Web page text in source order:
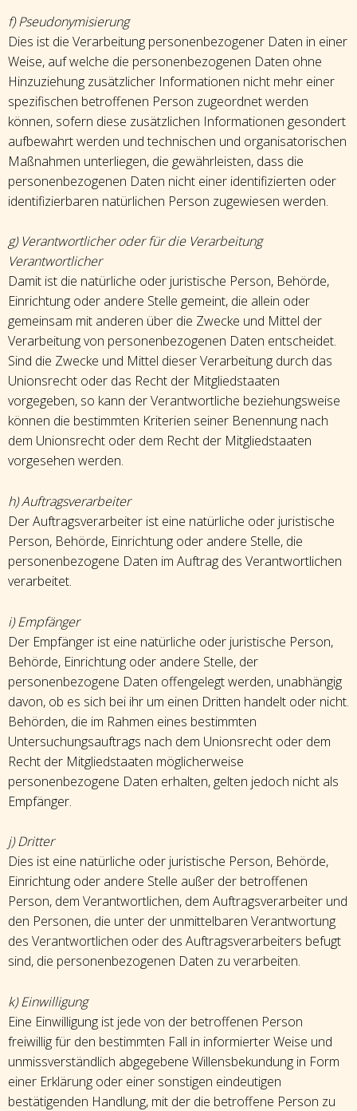
f) Pseudonymisierung
Dies ist die Verarbeitung personenbezogener Daten in einer
Weise, auf welche die personenbezogenen Daten ohne
Hinzuziehung zusätzlicher Informationen nicht mehr einer
spezifischen betroffenen Person zugeordnet werden
können, sofern diese zusätzlichen Informationen gesondert
aufbewahrt werden und technischen und organisatorischen
Maßnahmen unterliegen, die gewährleisten, dass die
personenbezogenen Daten nicht einer identifizierten oder
identifizierbaren natürlichen Person zugewiesen werden.
g) Verantwortlicher oder für die Verarbeitung
Verantwortlicher
Damit ist die natürliche oder juristische Person, Behörde,
Einrichtung oder andere Stelle gemeint, die allein oder
gemeinsam mit anderen über die Zwecke und Mittel der
Verarbeitung von personenbezogenen Daten entscheidet.
Sind die Zwecke und Mittel dieser Verarbeitung durch das
Unionsrecht oder das Recht der Mitgliedstaaten
vorgegeben, so kann der Verantwortliche beziehungsweise
können die bestimmten Kriterien seiner Benennung nach
dem Unionsrecht oder dem Recht der Mitgliedstaaten
vorgesehen werden.
h) Auftragsverarbeiter
Der Auftragsverarbeiter ist eine natürliche oder juristische
Person, Behörde, Einrichtung oder andere Stelle, die
personenbezogene Daten im Auftrag des Verantwortlichen
verarbeitet.
i) Empfänger
Der Empfänger ist eine natürliche oder juristische Person,
Behörde, Einrichtung oder andere Stelle, der
personenbezogene Daten offengelegt werden, unabhängig
davon, ob es sich bei ihr um einen Dritten handelt oder nicht.
Behörden, die im Rahmen eines bestimmten
Untersuchungsauftrags nach dem Unionsrecht oder dem
Recht der Mitgliedstaaten möglicherweise
personenbezogene Daten erhalten, gelten jedoch nicht als
Empfänger.
j) Dritter
Dies ist eine natürliche oder juristische Person, Behörde,
Einrichtung oder andere Stelle außer der betroffenen
Person, dem Verantwortlichen, dem Auftragsverarbeiter und
den Personen, die unter der unmittelbaren Verantwortung
des Verantwortlichen oder des Auftragsverarbeiters befugt
sind, die personenbezogenen Daten zu verarbeiten.
k) Einwilligung
Eine Einwilligung ist jede von der betroffenen Person
freiwillig für den bestimmten Fall in informierter Weise und
unmissverständlich abgegebene Willensbekundung in Form
einer Erklärung oder einer sonstigen eindeutigen
bestätigenden Handlung, mit der die betroffene Person zu